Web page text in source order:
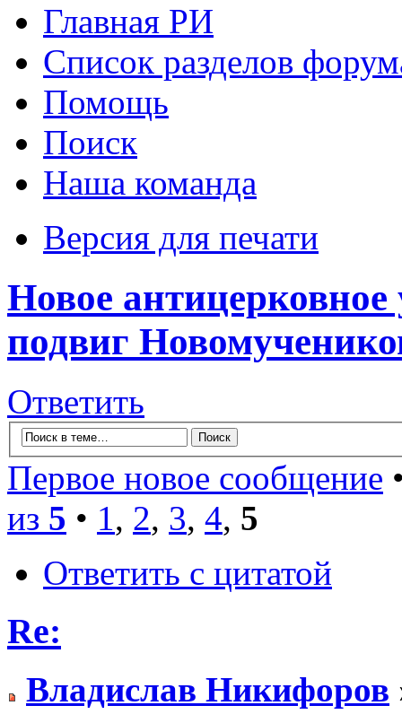
Главная РИ
Список разделов
Помощь
Поиск
Наша команда
Версия для печати
Новое
подвиг
Ответить
Первое новое сообщение
из 5 • 1, 2, 3, 4, 5
Ответить с цитатой
Re:
Владислав Никифоров